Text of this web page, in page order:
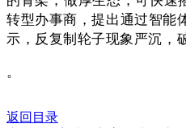
转型办事商，提出通过智能
示，反复制轮子现象严沉，
。
返回目录